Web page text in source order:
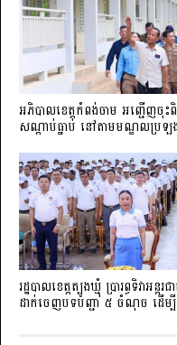
អភិបាលខេត្តកំពង់ចាម អញ្ជើញចុះ
សណ្តាប់ធ្នាប់ នៅតាមមណ្ឌលប្រ
រដ្ឋបាលខេត្តត្បូងឃ្មុំ ប្រារព្ធទិវា
ដាក់ចេញបទបញ្ជា ៥ ចំណុច ដើ